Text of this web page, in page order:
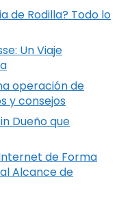
de Rodilla? Todo lo
Un Viaje
operación de
y consejos
Dueño que
de Forma
Alcance de